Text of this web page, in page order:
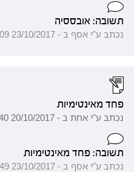
תשובה: אובססיה
נכתב ע"י אסף ב - 23/10/2017 14:06:09
פחד מאינטימיות
נכתב ע"י אחת ב - 20/10/2017 22:09:40
תשובה: פחד מאינטימיות
נכתב ע"י אסף ב - 23/10/2017 14:07:49